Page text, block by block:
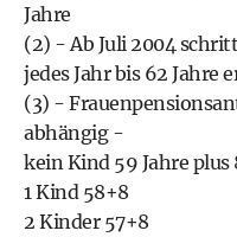
Jahre
(2) - Ab Juli 2004
jedes Jahr bis 62 Jahre
(3) -
abhängig -
kein Kind 59 Jahre plus
1 Kind 58+8
2 Kinder 57+8